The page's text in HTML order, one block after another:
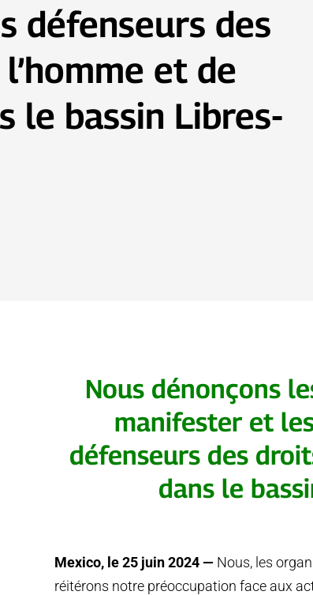
défenseurs des
et de
le bassin Libres-
Nous dénonçons
manifester et
défenseurs des
dans le
Mexico, le 25 juin 2024 — Nous, les
réitérons notre préoccupation face aux